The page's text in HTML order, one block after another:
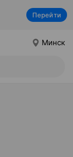
Перейти
Минск